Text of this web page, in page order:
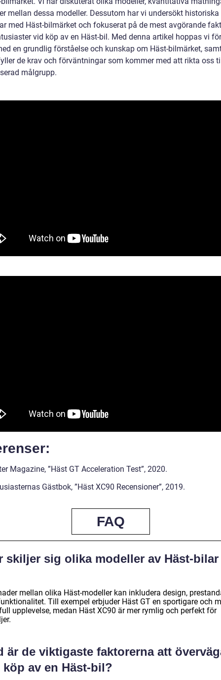
mellan dessa modeller. Dessutom har vi undersökt historiska
med Häst-bilmärket och fokuserat på de mest avgörande
vid köp av en Häst-bil. Med denna artikel hoppas vi
en grundlig förståelse och kunskap om Häst-bilmärket,
de krav och förväntningar som kommer med att rikta oss
målgrupp.
Magazine, ”Häst GT Acceleration Test”, 2020.
Gästbok, ”Häst XC90 Recensioner”, 2019.
FAQ
skiljer sig olika modeller av Häst-bilar
mellan olika Häst-modeller kan inkludera design,
Till exempel erbjuder Häst GT en sportigare och
upplevelse, medan Häst XC90 är mer rymlig och perfekt för
är de viktigaste faktorerna att
av en Häst-bil?